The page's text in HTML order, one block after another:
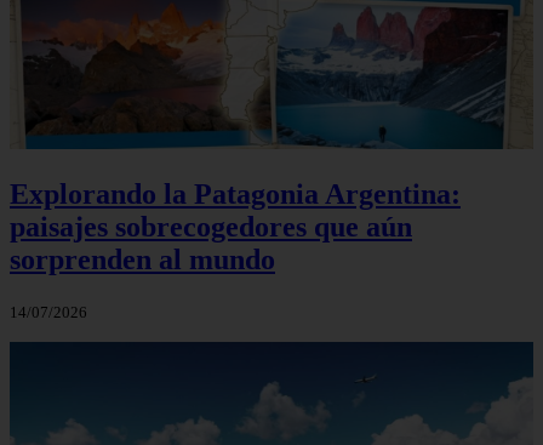
Explorando la Patagonia Argentina:
paisajes sobrecogedores que aún
sorprenden al mundo
14/07/2026